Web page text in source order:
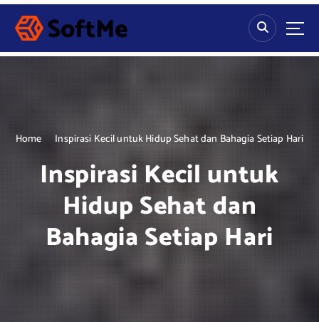
S
p
Home Inspirasi Kecil untuk Hidup Sehat dan Bahagia Setiap Hari
Inspirasi Kecil untuk
Hidup Sehat dan
Bahagia Setiap Hari